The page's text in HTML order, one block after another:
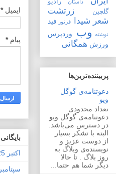
داستان
گلچین
زرتشت
شعر شیدا فرتور فید
نوشته وب
وردپرس
ورزش همگانی
پربیننده‌ترین‌ها
دعوتنامه‌ی گوگل
ویو
تعداد محدودی
دعوتنامه‌ی گوگل ویو
در دسترس می‌باشد.
البته با تشکر بسیار
از دوست عزیز و
نویسنده‌ی وبلاگ به
روز بلاگ . تا حالا
دیگر شما هم حتما...
ایمیل*
پیام*
بايگانی
اکتبر 2025
سپتامبر 2025